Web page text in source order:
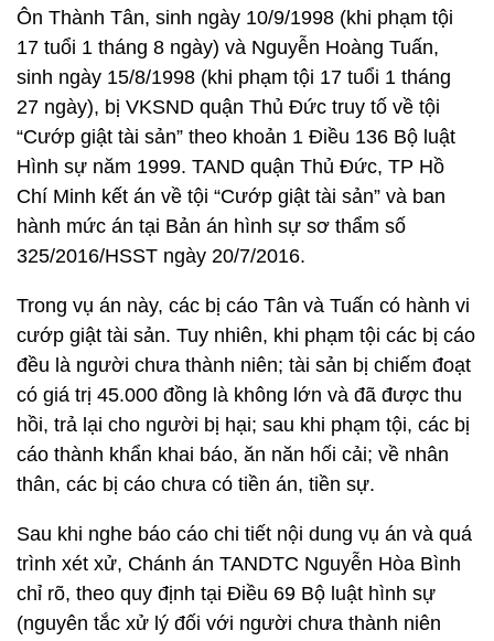
Ôn Thành Tân, sinh ngày 10/9/1998 (khi phạm tội
17 tuổi 1 tháng 8 ngày) và Nguyễn Hoàng Tuấn,
sinh ngày 15/8/1998 (khi phạm tội 17 tuổi 1 tháng
27 ngày), bị VKSND quận Thủ Đức truy tố về tội
“Cướp giật tài sản” theo khoản 1 Điều 136 Bộ luật
Hình sự năm 1999. TAND quận Thủ Đức, TP Hồ
Chí Minh kết án về tội “Cướp giật tài sản” và ban
hành mức án tại Bản án hình sự sơ thẩm số
325/2016/HSST ngày 20/7/2016.
Trong vụ án này, các bị cáo Tân và Tuấn có hành vi
cướp giật tài sản. Tuy nhiên, khi phạm tội các bị cáo
đều là người chưa thành niên; tài sản bị chiếm đoạt
có giá trị 45.000 đồng là không lớn và đã được thu
hồi, trả lại cho người bị hại; sau khi phạm tội, các bị
cáo thành khẩn khai báo, ăn năn hối cải; về nhân
thân, các bị cáo chưa có tiền án, tiền sự.
Sau khi nghe báo cáo chi tiết nội dung vụ án và quá
trình xét xử, Chánh án TANDTC Nguyễn Hòa Bình
chỉ rõ, theo quy định tại Điều 69 Bộ luật hình sự
(nguyên tắc xử lý đối với người chưa thành niên